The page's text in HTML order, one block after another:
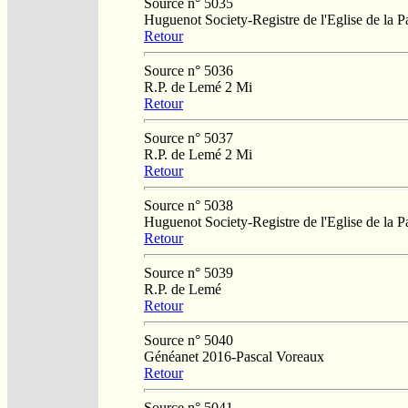
Source n° 5035
Huguenot Society-Registre de l'Eglise de la
Retour
Source n° 5036
R.P. de Lemé 2 Mi
Retour
Source n° 5037
R.P. de Lemé 2 Mi
Retour
Source n° 5038
Huguenot Society-Registre de l'Eglise de la
Retour
Source n° 5039
R.P. de Lemé
Retour
Source n° 5040
Généanet 2016-Pascal Voreaux
Retour